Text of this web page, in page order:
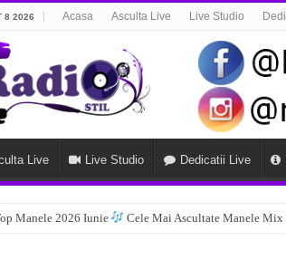
8 2026 Acasa Asculta Live Live Studio
Live Live Studio Dedicatii Live
Manele 2026 Iunie Cele Mai Ascultate Manele Mix